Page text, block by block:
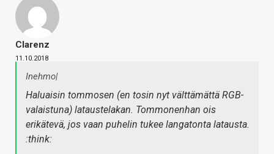
Clarenz
11.10.2018
Inehmo|
Haluaisin tommosen (en tosin nyt välttämättä RGB-
valaistuna) lataustelakan. Tommonenhan ois
erikätevä, jos vaan puhelin tukee langatonta latausta.
:think: